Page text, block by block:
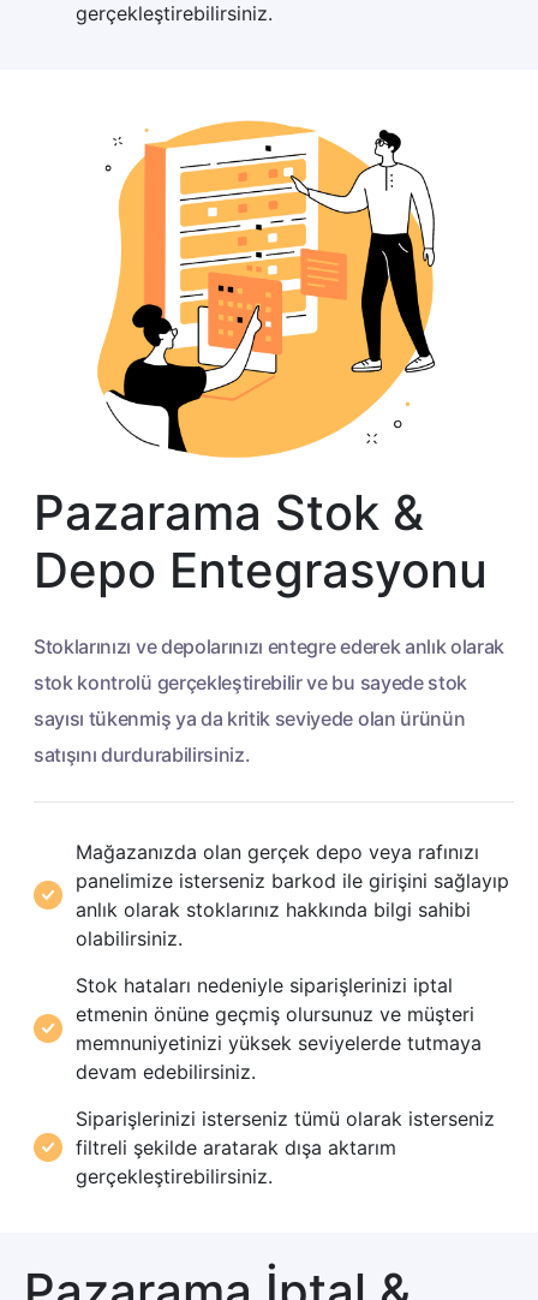
gerçekleştirebilirsiniz.
Pazarama Stok &
Depo Entegrasyonu
Stoklarınızı ve depolarınızı entegre ederek anlık olarak
stok kontrolü gerçekleştirebilir ve bu sayede stok
sayısı tükenmiş ya da kritik seviyede olan ürünün
satışını durdurabilirsiniz.
Mağazanızda olan gerçek depo veya rafınızı
panelimize isterseniz barkod ile girişini sağlayıp
anlık olarak stoklarınız hakkında bilgi sahibi
olabilirsiniz.
Stok hataları nedeniyle siparişlerinizi iptal
etmenin önüne geçmiş olursunuz ve müşteri
memnuniyetinizi yüksek seviyelerde tutmaya
devam edebilirsiniz.
Siparişlerinizi isterseniz tümü olarak isterseniz
filtreli şekilde aratarak dışa aktarım
gerçekleştirebilirsiniz.